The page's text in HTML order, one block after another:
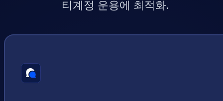
티계정 운용에 최적화.